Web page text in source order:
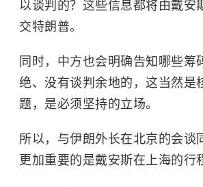
以谈判的？这些信息都将由戴安
交特朗普。
同时，中方也会明确告知哪些筹
绝、没有谈判余地的，这当然是
题，是必须坚持的立场。
所以，与伊朗外长在北京的会谈
更加重要的是戴安斯在上海的行